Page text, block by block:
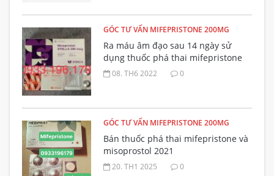
GÓC TƯ VẤN MIFEPRISTONE 200MG
Ra máu âm đạo sau 14 ngày sử
dụng thuốc phá thai mifepristone
có bất thường không?
08. TH6 2022 0
GÓC TƯ VẤN MIFEPRISTONE 200MG
Bán thuốc phá thai mifepristone và
misoprostol 2021
20. TH1 2025 0